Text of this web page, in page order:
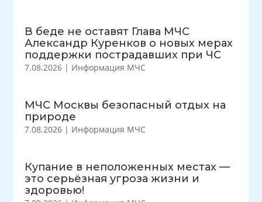
В беде не оставят Глава МЧС
Александр Куренков о новых мерах
поддержки пострадавших при ЧС
7.08.2026 | Информация МЧС
МЧС Москвы безопасный отдых на
природе
7.08.2026 | Информация МЧС
Купание в неположенных местах —
это серьёзная угроза жизни и
здоровью!